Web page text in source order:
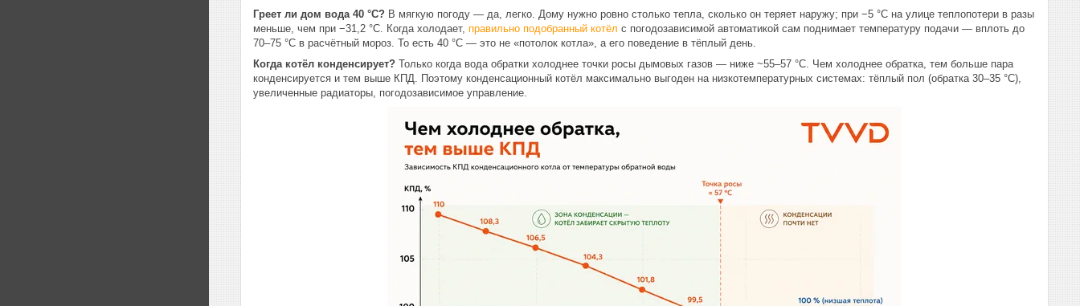
Греет ли дом вода 40 °C? В мягкую погоду — да, легко. Дому нужно ровно столько тепла, сколько он теряет наружу; при −5 °C на улице теплопотери в разы
меньше, чем при −31,2 °C. Когда холодает, правильно подобранный котёл с погодозависимой автоматикой сам поднимает температуру подачи — вплоть до
70–75 °C в расчётный мороз. То есть 40 °C — это не «потолок котла», а его поведение в тёплый день.
Когда котёл конденсирует? Только когда вода обратки холоднее точки росы дымовых газов — ниже ~55–57 °C. Чем холоднее обратка, тем больше пара
конденсируется и тем выше КПД. Поэтому конденсационный котёл максимально выгоден на низкотемпературных системах: тёплый пол (обратка 30–35 °C),
увеличенные радиаторы, погодозависимое управление.